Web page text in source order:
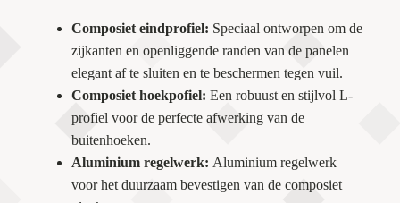
Composiet eindprofiel: Speciaal ontworpen om de
zijkanten en openliggende randen van de panelen
elegant af te sluiten en te beschermen tegen vuil.
Composiet hoekpofiel: Een robuust en stijlvol L-
profiel voor de perfecte afwerking van de
buitenhoeken.
Aluminium regelwerk: Aluminium regelwerk
voor het duurzaam bevestigen van de composiet